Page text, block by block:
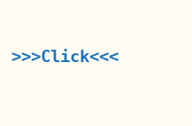
>>>Click<<<